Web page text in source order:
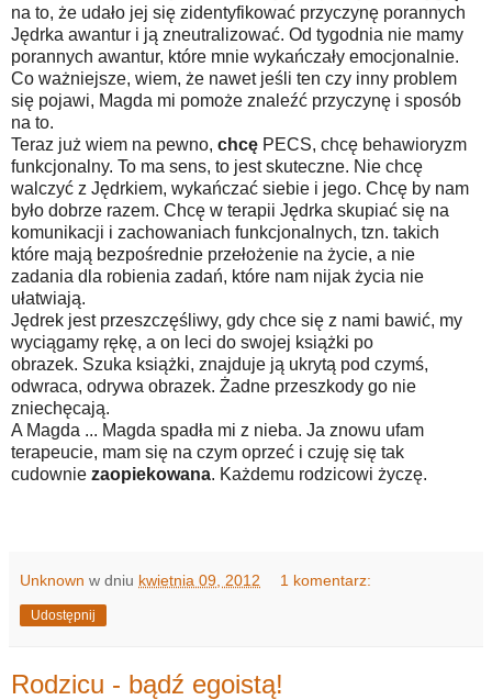
na to, że udało jej się zidentyfikować przyczynę porannych
Jędrka awantur i ją zneutralizować. Od tygodnia nie mamy
porannych awantur, które mnie wykańczały emocjonalnie.
Co ważniejsze, wiem, że nawet jeśli ten czy inny problem
się pojawi, Magda mi pomoże znaleźć przyczynę i sposób
na to.
Teraz już wiem na pewno, chcę PECS, chcę behawioryzm
funkcjonalny. To ma sens, to jest skuteczne. Nie chcę
walczyć z Jędrkiem, wykańczać siebie i jego. Chcę by nam
było dobrze razem. Chcę w terapii Jędrka skupiać się na
komunikacji i zachowaniach funkcjonalnych, tzn. takich
które mają bezpośrednie przełożenie na życie, a nie
zadania dla robienia zadań, które nam nijak życia nie
ułatwiają.
Jędrek jest przeszczęśliwy, gdy chce się z nami bawić, my
wyciągamy rękę, a on leci do swojej książki po
obrazek. Szuka książki, znajduje ją ukrytą pod czymś,
odwraca, odrywa obrazek. Żadne przeszkody go nie
zniechęcają.
A Magda ... Magda spadła mi z nieba. Ja znowu ufam
terapeucie, mam się na czym oprzeć i czuję się tak
cudownie zaopiekowana. Każdemu rodzicowi życzę.
Unknown w dniu kwietnia 09, 2012 1 komentarz:
Udostępnij
Rodzicu - bądź egoistą!